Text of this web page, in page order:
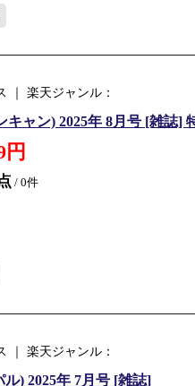
｜ 楽天ジャンル：
キャン) 2025年 8月号 [雑誌]
円
/ 0件
｜ 楽天ジャンル：
) 2025年 7月号 [雑誌]